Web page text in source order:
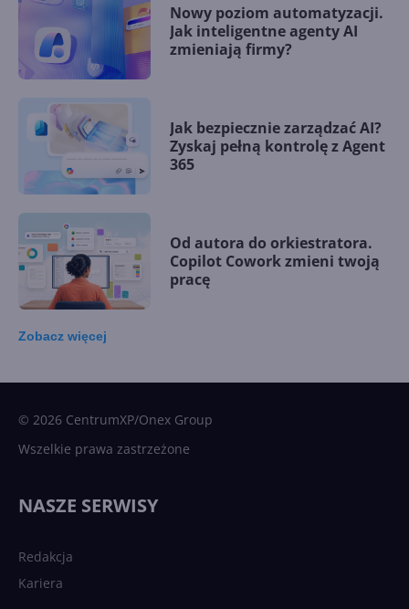
Nowy poziom automatyzacji.
Jak inteligentne agenty AI
zmieniają firmy?
Jak bezpiecznie zarządzać AI?
Zyskaj pełną kontrolę z Agent
365
Od autora do orkiestratora.
Copilot Cowork zmieni twoją
pracę
Zobacz więcej
© 2026 CentrumXP/Onex Group
Wszelkie prawa zastrzeżone
NASZE SERWISY
Redakcja
Kariera